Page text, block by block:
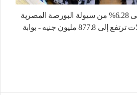
قطاع البنوك يستحوذ على 6.28% من سيولة البورصة المصرية
بجلسة الخميس.. التداولات ترتفع إلى 877.8 مليون جنيه - بوابة